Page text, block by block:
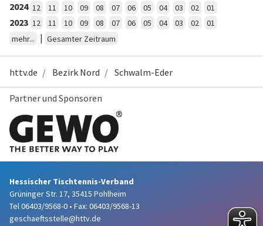
2024 12 11 10 09 08 07 06 05 04 03 02 01
2023 12 11 10 09 08 07 06 05 04 03 02
01
mehr...
| Gesamter Zeitraum
httv.de Bezirk Nord Schwalm-Eder
Partner und Sponsoren
Hessischer Tischtennis-Verband
Grüninger Str. 17, 35415 Pohlheim
Tel 06403/9568-0 • Fax: 06403/9568-13
geschaeftsstelle@httv.de